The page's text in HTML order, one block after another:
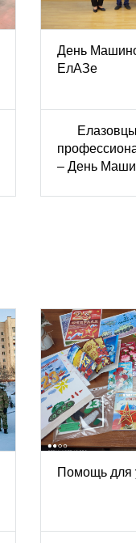
День
ЕлАЗе
– День
Помощь для